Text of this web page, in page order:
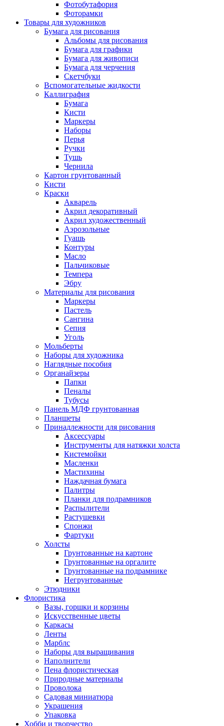
Фотобутафория
Фоторамки
Товары для художников
Бумага для рисования
Альбомы для рисования
Бумага для графики
Бумага для живописи
Бумага для черчения
Скетчбуки
Вспомогательные жидкости
Каллиграфия
Бумага
Кисти
Маркеры
Наборы
Перья
Ручки
Тушь
Чернила
Картон грунтованный
Кисти
Краски
Акварель
Акрил декоративный
Акрил художественный
Аэрозольные
Гуашь
Контуры
Масло
Пальчиковые
Темпера
Эбру
Материалы для рисования
Маркеры
Пастель
Сангина
Сепия
Уголь
Мольберты
Наборы для художника
Наглядные пособия
Органайзеры
Папки
Пеналы
Тубусы
Панель МДФ грунтованная
Планшеты
Принадлежности для рисования
Аксессуары
Инструменты для натяжки холста
Кистемойки
Масленки
Мастихины
Наждачная бумага
Палитры
Планки для подрамников
Распылители
Растушевки
Спонжи
Фартуки
Холсты
Грунтованные на картоне
Грунтованные на оргалите
Грунтованные на подрамнике
Негрунтованные
Этюдники
Флористика
Вазы, горшки и корзины
Искусственные цветы
Каркасы
Ленты
Марблс
Наборы для выращивания
Наполнители
Пена флористическая
Природные материалы
Проволока
Садовая миниатюра
Украшения
Упаковка
Хобби и творчество